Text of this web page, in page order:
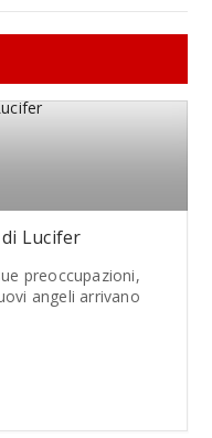
Lucifer
preoccupazioni,
angeli arrivano